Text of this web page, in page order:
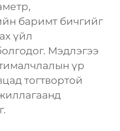
баримт бичгийг
үйл
Мэдлэгээ
үр
тогтвортой